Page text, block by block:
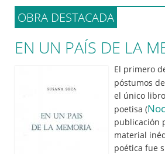
OBRA DESTACADA
EN UN PAÍS DE LA
El primero
póstumos de
el único
poetisa (
publicación
material
poética fue